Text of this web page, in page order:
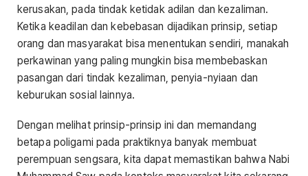
kerusakan, pada tindak ketidak adilan dan kezaliman.
Ketika keadilan dan kebebasan dijadikan prinsip, setiap
orang dan masyarakat bisa menentukan sendiri, manakah
perkawinan yang paling mungkin bisa membebaskan
pasangan dari tindak kezaliman, penyia-nyiaan dan
keburukan sosial lainnya.
Dengan melihat prinsip-prinsip ini dan memandang
betapa poligami pada praktiknya banyak membuat
perempuan sengsara, kita dapat memastikan bahwa Nabi